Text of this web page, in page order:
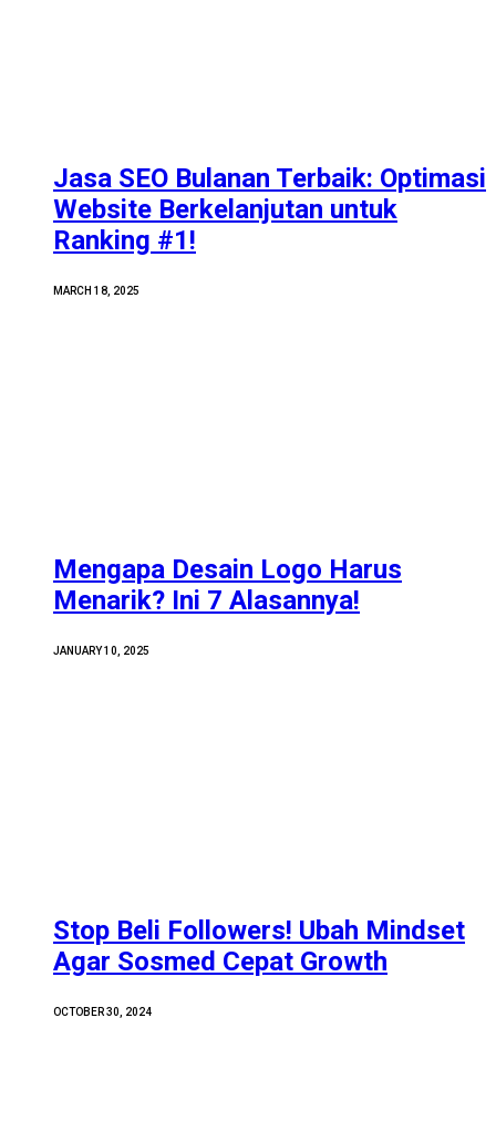
Jasa SEO Bulanan Terbaik: Optimasi
Website Berkelanjutan untuk
Ranking #1!
MARCH 18, 2025
Mengapa Desain Logo Harus
Menarik? Ini 7 Alasannya!
JANUARY 10, 2025
Stop Beli Followers! Ubah Mindset
Agar Sosmed Cepat Growth
OCTOBER 30, 2024